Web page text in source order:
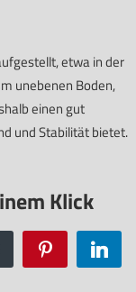
etwa in der
unebenen Boden,
einen gut
und Stabilität bietet.
Pinterest